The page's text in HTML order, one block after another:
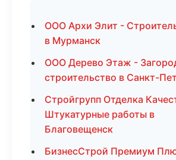
ООО Архи Элит -
в Мурманск
ООО Дерево Этаж -
строительство в Санкт-
Стройгрупп Отделка
Штукатурные работы в
Благовещенск
БизнесСтрой Премиум